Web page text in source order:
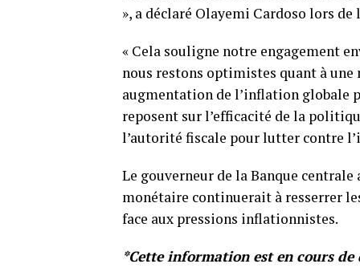
», a déclaré Olayemi Cardoso lors
« Cela souligne notre engagement
nous restons optimistes quant à
augmentation de l’inflation globale
reposent sur l’efficacité de la
l’autorité fiscale pour lutter contre
Le gouverneur de la Banque
monétaire continuerait à resserrer
face aux pressions inflationnistes.
*Cette information est en cours de